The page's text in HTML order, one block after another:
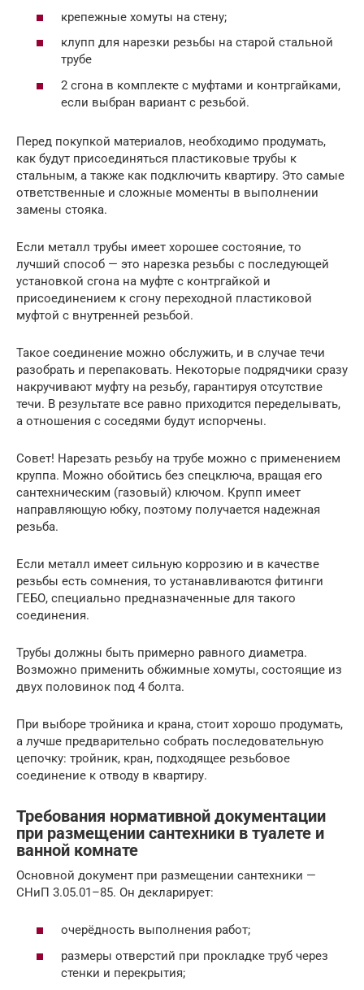
крепежные хомуты на стену;
клупп для нарезки резьбы на старой стальной
трубе
2 сгона в комплекте с муфтами и контргайками,
если выбран вариант с резьбой.
Перед покупкой материалов, необходимо продумать,
как будут присоединяться пластиковые трубы к
стальным, а также как подключить квартиру. Это самые
ответственные и сложные моменты в выполнении
замены стояка.
Если металл трубы имеет хорошее состояние, то
лучший способ — это нарезка резьбы с последующей
установкой сгона на муфте с контргайкой и
присоединением к сгону переходной пластиковой
муфтой с внутренней резьбой.
Такое соединение можно обслужить, и в случае течи
разобрать и перепаковать. Некоторые подрядчики сразу
накручивают муфту на резьбу, гарантируя отсутствие
течи. В результате все равно приходится переделывать,
а отношения с соседями будут испорчены.
Совет! Нарезать резьбу на трубе можно с применением
круппа. Можно обойтись без спецключа, вращая его
сантехническим (газовый) ключом. Крупп имеет
направляющую юбку, поэтому получается надежная
резьба.
Если металл имеет сильную коррозию и в качестве
резьбы есть сомнения, то устанавливаются фитинги
ГЕБО, специально предназначенные для такого
соединения.
Трубы должны быть примерно равного диаметра.
Возможно применить обжимные хомуты, состоящие из
двух половинок под 4 болта.
При выборе тройника и крана, стоит хорошо продумать,
а лучше предварительно собрать последовательную
цепочку: тройник, кран, подходящее резьбовое
соединение к отводу в квартиру.
Требования нормативной документации
при размещении сантехники в туалете и
ванной комнате
Основной документ при размещении сантехники —
СНиП 3.05.01–85. Он декларирует:
очерёдность выполнения работ;
размеры отверстий при прокладке труб через
стенки и перекрытия;